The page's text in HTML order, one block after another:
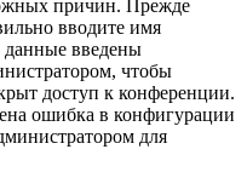
причин. Прежде
вводите имя
данные введены
чтобы
доступ к конференции.
ошибка в конфигурации
для